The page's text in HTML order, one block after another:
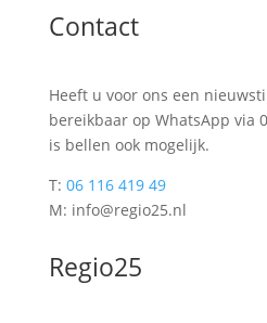
Contact
Heeft u voor ons een
bereikbaar op WhatsApp via
is bellen ook mogelijk.
T: 06 116 419 49
M: info@regio25.nl
Regio25